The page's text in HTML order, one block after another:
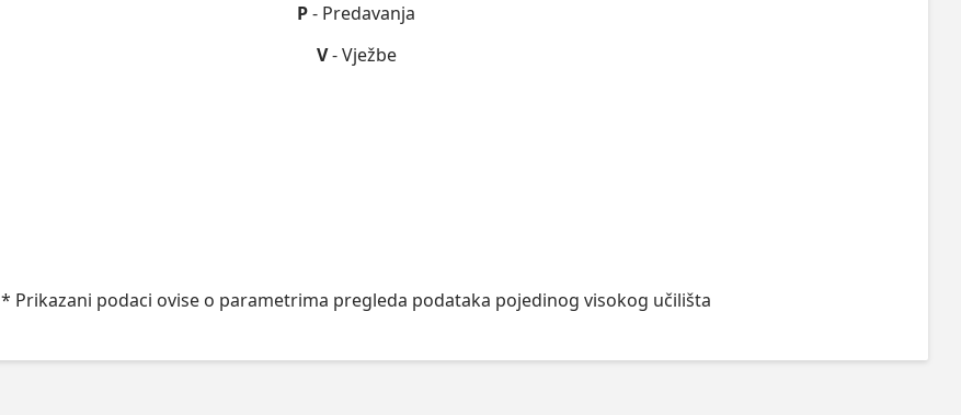
P- Predavanja
V- Vježbe
* Prikazani podaci ovise o parametrima pregleda podataka pojedinog visokog učilišta